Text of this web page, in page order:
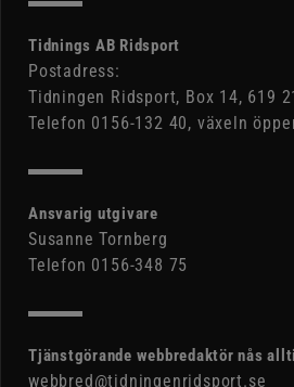
Tidnings AB Ridsport
Postadress:
Tidningen Ridsport, Box 14, 619
Telefon 0156-132 40, växeln
Ansvarig utgivare
Susanne Tornberg
Telefon 0156-348 75
Tjänstgörande webbredaktör nås
webbred@tidningenridsport.se